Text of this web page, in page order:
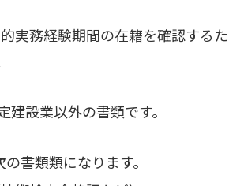
実務経験期間の在籍を確認するた
建設業以外の書類です。
書類類になります。